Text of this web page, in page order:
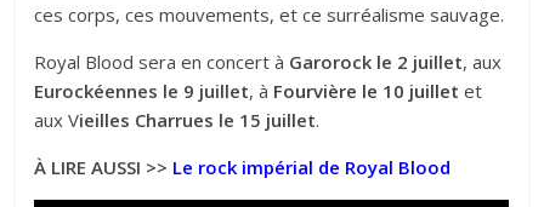
ces corps, ces mouvements, et ce surréalisme sauvage.
Royal Blood sera en concert à Garorock le 2 juillet, aux
Eurockéennes le 9 juillet, à Fourvière le 10 juillet et
aux Vieilles Charrues le 15 juillet.
À LIRE AUSSI >> Le rock impérial de Royal Blood